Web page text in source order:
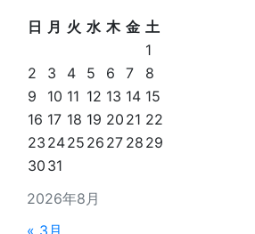
2026年8月
日 月 火 水 木 金 土
1
2
3 4 5 6 7
8
9
10 11 12 13 14 15
16 17 18 19 20 21 22
23 2425 26 27 28 29
30 31
« 3月